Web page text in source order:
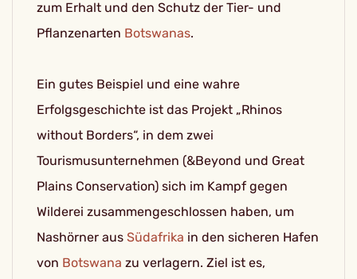
zum Erhalt und den Schutz der Tier- und
Pflanzenarten Botswanas.
Ein gutes Beispiel und eine wahre
Erfolgsgeschichte ist das Projekt „Rhinos
without Borders“, in dem zwei
Tourismusunternehmen (&Beyond und Great
Plains Conservation) sich im Kampf gegen
Wilderei zusammengeschlossen haben, um
Nashörner aus Südafrika in den sicheren Hafen
von Botswana zu verlagern. Ziel ist es,